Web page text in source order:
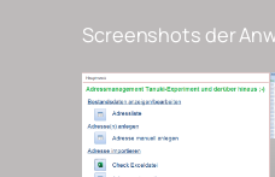
Screenshots der